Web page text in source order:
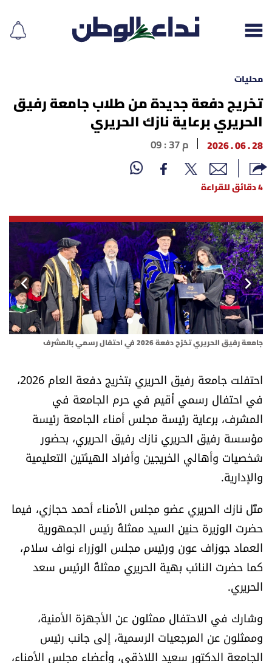
إقرأ الجريدة
لبنان
الغلاف
نداء اليوم
محليات
أسرار
متفرقات
نداء القرّاء
خاص الموقع
كتّابنا
تحت المجهر
آراء
اقتصاد
العالم
الصحافة الإسرائيلية
ثقافة وفنون
محليات
تخريج دفعة جديدة من طلاب جامعة رفيق
الحريري برعاية نازك الحريري
28 . 06 . 2026 09 : 37 م
4 دقائق للقراءة
جامعة رفيق الحريري تخرّج دفعة 2026 في احتفال رسمي بالمشرف
احتفلت جامعة رفيق الحريري بتخريج دفعة العام 2026،
في احتفال رسمي أقيم في حرم الجامعة في
المشرف، برعاية رئيسة مجلس أمناء الجامعة رئيسة
مؤسسة رفيق الحريري نازك رفيق الحريري، بحضور
شخصيات وأهالي الخريجين وأفراد الهيئتين التعليمية
والإدارية.
مثّل نازك الحريري عضو مجلس الأمناء أحمد حجازي، فيما
حضرت الوزيرة حنين السيد ممثلةً رئيس الجمهورية
العماد جوزاف عون ورئيس مجلس الوزراء نواف سلام،
كما حضرت النائب بهية الحريري ممثلةً الرئيس سعد
الحريري.
وشارك في الاحتفال ممثلون عن الأجهزة الأمنية،
وممثلون عن المرجعيات الرسمية، إلى جانب رئيس
الجامعة الدكتور سعيد اللاذقي، وأعضاء مجلس الأمناء،